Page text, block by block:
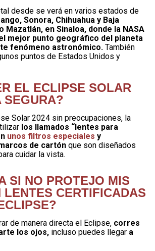
desde se verá en varios estados de
Sonora, Chihuahua y Baja
Mazatlán, en Sinaloa, donde la NASA
mejor punto geográfico del planeta
fenómeno astronómico. También
puntos de Estados Unidos y
EL ECLIPSE SOLAR
SEGURA?
Solar 2024 sin preocupaciones, la
los llamados “lentes para
unos filtros especiales y
de cartón que son diseñados
cuidar la vista.
SI NO PROTEJO MIS
LENTES CERTIFICADAS
de manera directa el Eclipse, corres
los ojos, incluso puedes llegar a